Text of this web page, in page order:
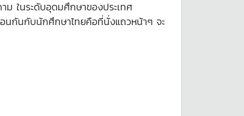
ในระดับอุดมศึกษาของประเทศ
นกันกับนักศึกษาไทยคือที่นั่งแถวหน้าๆ จะ